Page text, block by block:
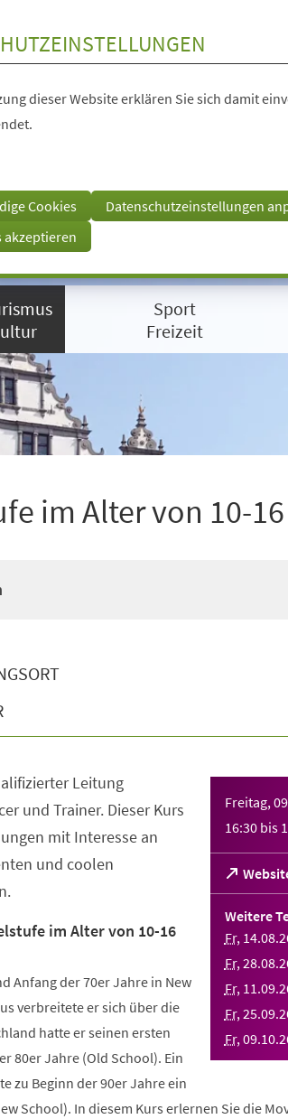
dieser Website erklären Sie sich damit
Cookies
Datenschutzeinstellungen
akzeptieren
Sport
Freizeit
im Alter von 10-
Freitag,
16:30 bis
(Öffnet
in
einem
Tab)
Weitere
Fr, 14.08.
Fr,28.08.
Fr, 11.09.
Fr,25.09.
Fr,09.10.
Leitung
und Trainer. Dieser Kurs
mit Interesse an
und coolen
im Alter von 10-16
Anfang der 70er Jahre in New
verbreitete er sich über die
hatte er seinen ersten
80er Jahre (Old School). Ein
zu Beginn der 90er Jahre ein
School). In diesem Kurs erlernen Sie die